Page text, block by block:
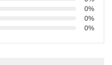
0%
0%
0%